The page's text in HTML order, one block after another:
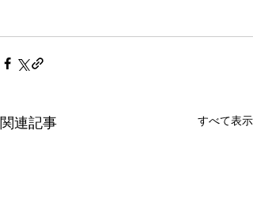
関連記事 すべて表示